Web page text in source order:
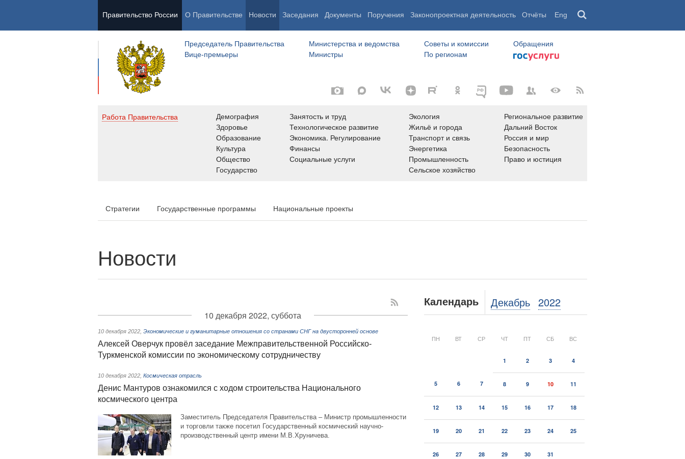
Правительство России О Правительстве Новости Заседания Документы Поручения Законопроектная деятельность Отчёты Eng
Председатель Правительства
Вице-премьеры
Министерства и ведомства
Министры
Советы и комиссии
По регионам
Обращения
Работа Правительства
Демография
Здоровье
Образование
Культура
Общество
Государство
Занятость и труд
Технологическое развитие
Экономика. Регулирование
Финансы
Социальные услуги
Экология
Жильё и города
Транспорт и связь
Энергетика
Промышленность
Сельское хозяйство
Региональное развитие
Дальний Восток
Россия и мир
Безопасность
Право и юстиция
Стратегии Государственные программы Национальные проекты
Новости
10 декабря 2022, суббота
10 декабря 2022 Экономические и гуманитарные отношения со странами СНГ на двусторонней основе
Алексей Оверчук провёл заседание Межправительственной Российско-
Туркменской комиссии по экономическому сотрудничеству
10 декабря 2022 Космическая отрасль
Денис Мантуров ознакомился с ходом строительства Национального
космического центра
Заместитель Председателя Правительства – Министр промышленности
и торговли также посетил Государственный космический научно-
производственный центр имени М.В.Хруничева.
Календарь Декабрь 2022
ПН ВТ СР ЧТ ПТ СБ ВС
1 2 3 4
5 6 7 8 9 10 11
12 13 14 15 16 17 18
19 20 21 22 23 24 25
26 27 28 29 30 31